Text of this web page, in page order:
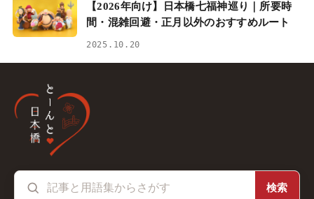
【2026年向け】日本橋七福神巡り｜所要時
間・混雑回避・正月以外のおすすめルート
2025.10.20
検索